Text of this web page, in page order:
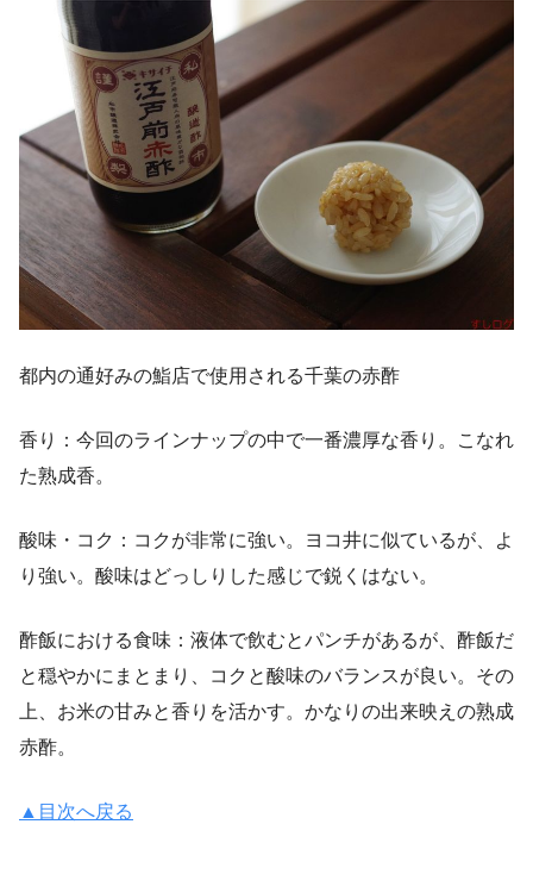
都内の通好みの鮨店で使用される千葉の赤酢
香り：今回のラインナップの中で一番濃厚な香り。こなれ
た熟成香。
酸味・コク：コクが非常に強い。ヨコ井に似ているが、よ
り強い。酸味はどっしりした感じで鋭くはない。
酢飯における食味：液体で飲むとパンチがあるが、酢飯だ
と穏やかにまとまり、コクと酸味のバランスが良い。その
上、お米の甘みと香りを活かす。かなりの出来映えの熟成
赤酢。
▲目次へ戻る